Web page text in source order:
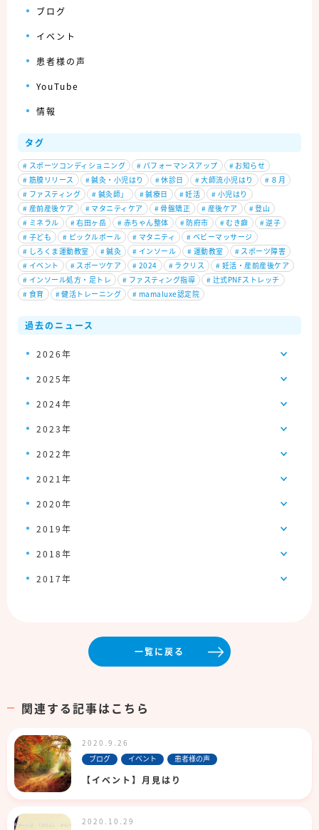
ブログ
イベント
患者様の声
YouTube
情報
タグ
# スポーツコンディショニング # パフォーマンスアップ # お知らせ
# 筋膜リリース #鍼灸・小児はり #休診日 #大師流小児はり # ８月
# ファスティング # 鍼灸師」 #鍼療日 #妊活 # 小児はり
# 産前産後ケア # マタニティケア #骨盤矯正 # 産後ケア #登山
# ミネラル #右田ヶ岳 # 赤ちゃん整体 #防府市 # むき癖 #逆子
# 子ども # ピックルボール # マタニティ # ベビーマッサージ
# しろくま運動教室 #鍼灸 # インソール # 運動教室 # スポーツ障害
# イベント # スポーツケア # 2024 # ラクリス # 妊活・産前産後ケア
# インソール処方・足トレ # ファスティング指導 # 辻式PNFストレッチ
# 食育 #健活トレーニング # mamaluxe認定院
過去のニュース
2026年
2025年
2024年
2023年
2022年
2021年
2020年
2019年
2018年
2017年
一覧に戻る
関連する記事はこちら
2020.9.26
ブログ
イベント 患者様の声
【イベント】月見はり
2020.10.29